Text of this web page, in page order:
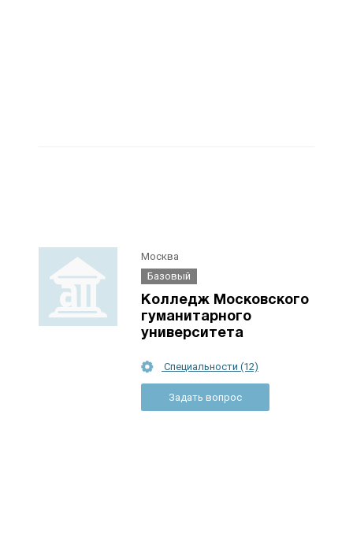
Москва
Базовый
Колледж Московского
гуманитарного
университета
Специальности (12)
Задать вопрос